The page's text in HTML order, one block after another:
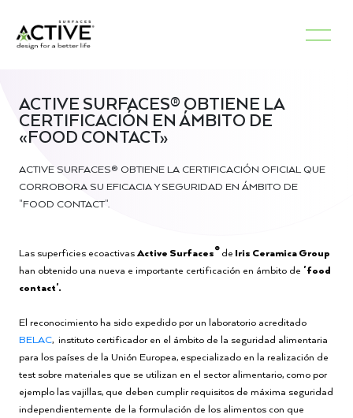
ACTIVE SURFACES® OBTIENE LA
CERTIFICACIÓN EN ÁMBITO DE
«FOOD CONTACT»
ACTIVE SURFACES® OBTIENE LA CERTIFICACIÓN OFICIAL QUE
CORROBORA SU EFICACIA Y SEGURIDAD EN ÁMBITO DE
"FOOD CONTACT".
Las superficies ecoactivasActive Surfaces® de Iris Ceramica Group
han obtenido una nueva e importante certificación en ámbito de 'food
contact'.
El reconocimiento ha sido expedido por un laboratorio acreditado
BELAC, instituto certificador en el ámbito de la seguridad alimentaria
para los países de la Unión Europea, especializado en la realización de
test sobre materiales que se utilizan en el sector alimentario, como por
ejemplo las vajillas, que deben cumplir requisitos de máxima seguridad
independientemente de la formulación de los alimentos con que